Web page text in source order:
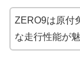
ZERO9は原付
な走行性能が魅